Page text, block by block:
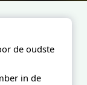
de oudste
r in de